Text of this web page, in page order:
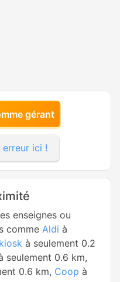
gérant
erreur ici !
enseignes ou
comme Aldi à
à seulement 0.2
seulement 0.6 km,
0.6 km, Coop à